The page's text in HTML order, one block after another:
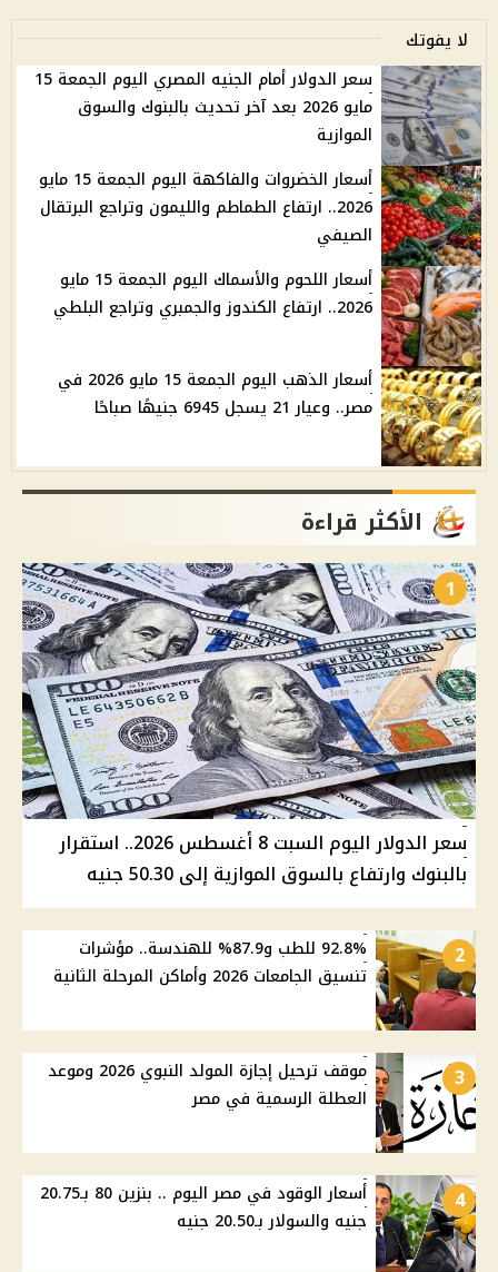
لا يفوتك
سعر الدولار أمام الجنيه المصري اليوم الجمعة 15
مايو 2026 بعد آخر تحديث بالبنوك والسوق
الموازية
أسعار الخضروات والفاكهة اليوم الجمعة 15 مايو
2026.. ارتفاع الطماطم والليمون وتراجع البرتقال
الصيفي
أسعار اللحوم والأسماك اليوم الجمعة 15 مايو
2026.. ارتفاع الكندوز والجمبري وتراجع البلطي
أسعار الذهب اليوم الجمعة 15 مايو 2026 في
مصر.. وعيار 21 يسجل 6945 جنيهًا صباحًا
الأكثر قراءة
1
سعر الدولار اليوم السبت 8 أغسطس 2026.. استقرار
بالبنوك وارتفاع بالسوق الموازية إلى 50.30 جنيه
2
92.8% للطب و87.9% للهندسة.. مؤشرات
تنسيق الجامعات 2026 وأماكن المرحلة الثانية
3
موقف ترحيل إجازة المولد النبوي 2026 وموعد
العطلة الرسمية في مصر
4
أسعار الوقود في مصر اليوم .. بنزين 80 بـ20.75
جنيه والسولار بـ20.50 جنيه